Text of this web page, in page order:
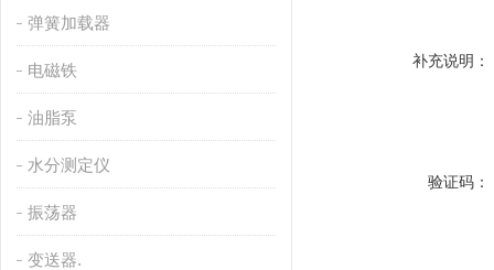
弹簧加载器
电磁铁
油脂泵
水分测定仪
振荡器
变送器.
补充说明：
验证码：